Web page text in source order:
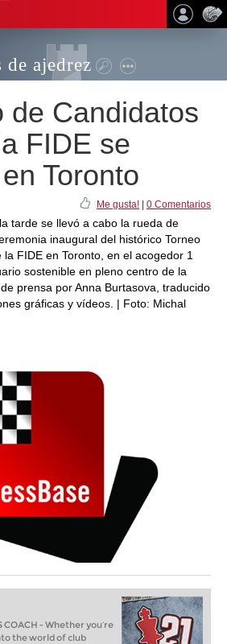
de ajedrez
de Candidatos
FIDE se
Toronto
Me gusta! 0 Comentarios
tarde se llevó a cabo la rueda de
inaugural del histórico Torneo
FIDE en Toronto, en el acogedor 1
sostenible en pleno centro de la
prensa por Anna Burtasova, traducido
gráficas y vídeos. | Foto: Michal
COACH - Whether you’re
the world of club